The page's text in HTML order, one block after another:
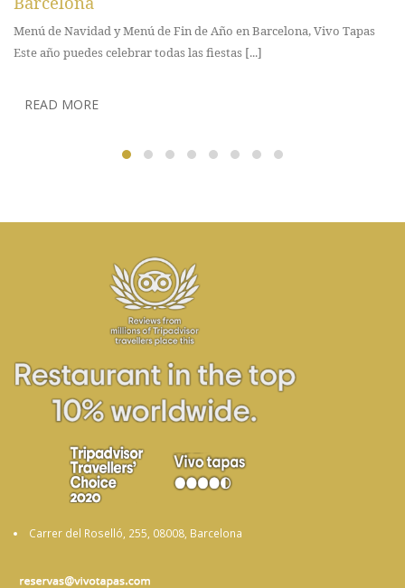
Ser un dels llocs de referència de Barcelona i convertir-nos en el
restaurant de moda de la ciutat és [...]